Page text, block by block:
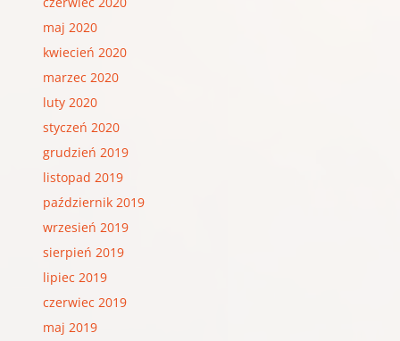
maj 2020
kwiecień 2020
marzec 2020
luty 2020
styczeń 2020
grudzień 2019
listopad 2019
październik 2019
wrzesień 2019
sierpień 2019
lipiec 2019
czerwiec 2019
maj 2019